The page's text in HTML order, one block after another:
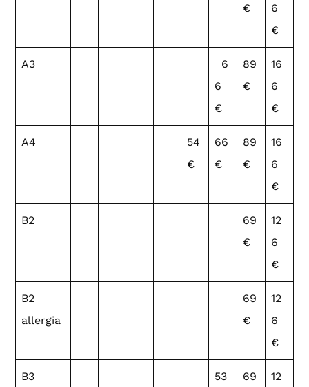
€
6
€
A3
6
6
€
89
€
16
6
€
A4
54
€
66
€
89
€
16
6
€
B2
69
€
12
6
€
B2
allergia
69
€
12
6
€
B3
53
69
12